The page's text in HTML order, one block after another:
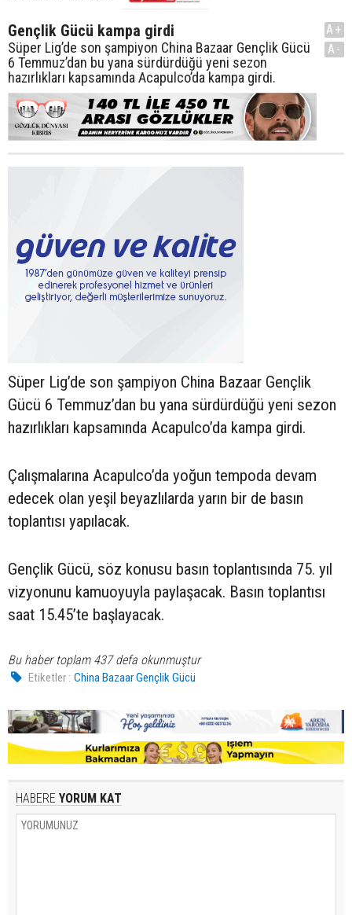
Gençlik Gücü kampa girdi
Süper Lig’de son şampiyon China Bazaar Gençlik Gücü
6 Temmuz’dan bu yana sürdürdüğü yeni sezon
hazırlıkları kapsamında Acapulco’da kampa girdi.
A+
A-
Süper Lig’de son şampiyon China Bazaar Gençlik
Gücü 6 Temmuz’dan bu yana sürdürdüğü yeni sezon
hazırlıkları kapsamında Acapulco’da kampa girdi.
Çalışmalarına Acapulco’da yoğun tempoda devam
edecek olan yeşil beyazlılarda yarın bir de basın
toplantısı yapılacak.
Gençlik Gücü, söz konusu basın toplantısında 75. yıl
vizyonunu kamuoyuyla paylaşacak. Basın toplantısı
saat 15.45’te başlayacak.
Bu haber toplam 437 defa okunmuştur
Etiketler : China Bazaar Gençlik Gücü
HABERE YORUM KAT